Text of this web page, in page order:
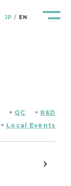
JP EN
QC
R&D
Local Events